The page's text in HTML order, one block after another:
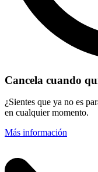
Cancela cuando
¿Sientes que ya no es
en cualquier momento.
Más información